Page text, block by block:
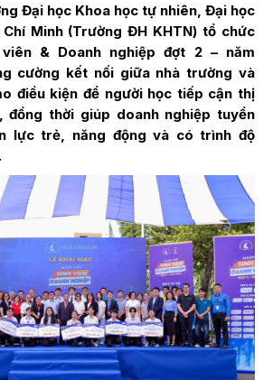
Đại học Khoa học tự nhiên, Đại học
Chí Minh (Trường ĐH KHTN) tổ chức
& Doanh nghiệp đợt 2 – năm
cường kết nối giữa nhà trường và
điều kiện để người học tiếp cận thị
đồng thời giúp doanh nghiệp tuyển
lực trẻ, năng động và có trình độ